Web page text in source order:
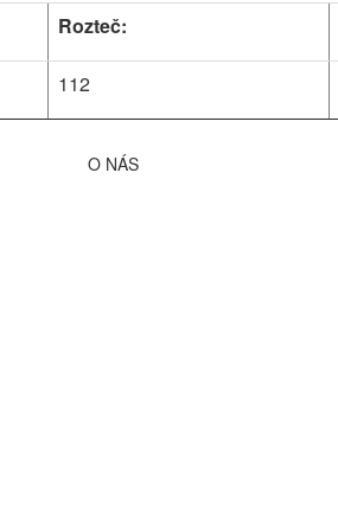
Rozteč:
112
O NÁS